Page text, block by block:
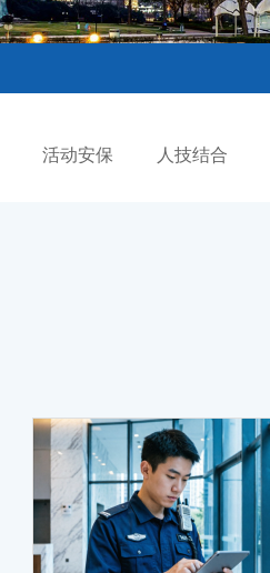
活动安保 人技结合